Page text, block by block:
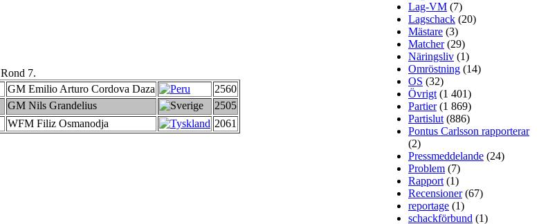
Rond 7.
GM Emilio Arturo Cordova Daza
2560
GM Nils Grandelius
2505
WFM Filiz Osmanodja 2061
Lag-VM (7)
Lagschack (20)
Mästare (3)
Matcher(29)
Näringsliv (1)
Omröstning (14)
OS (32)
Övrigt (1 401)
Partier(1 869)
Partislut (886)
Pontus Carlsson rapporterar
(2)
Pressmeddelande (24)
Problem (7)
Rapport (1)
Recensioner(67)
reportage (1)
schackförbund (1)